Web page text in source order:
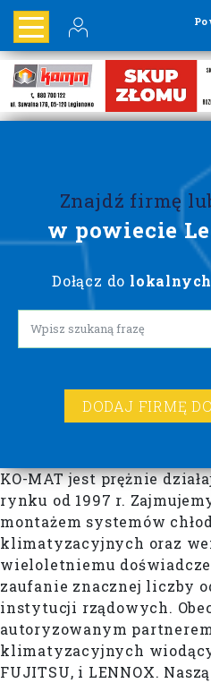
Znajdź firmę
w powiecie
Dołącz do lokalnych
Lorem ipsum
DODAJ FIRMĘ
KO-MAT jest prężnie
rynku od 1997 r.
montażem systemów
klimatyzacyjnych oraz
wieloletniemu
zaufanie znacznej liczby
instytucji rządowych.
autoryzowanym
klimatyzacyjnych
FUJITSU, i LENNOX.